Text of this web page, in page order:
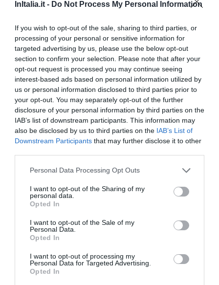
InItalia.it - Do Not Process My Personal Information
If you wish to opt-out of the sale, sharing to third parties, or
processing of your personal or sensitive information for
targeted advertising by us, please use the below opt-out
section to confirm your selection. Please note that after your
opt-out request is processed you may continue seeing
interest-based ads based on personal information utilized by
us or personal information disclosed to third parties prior to
your opt-out. You may separately opt-out of the further
disclosure of your personal information by third parties on the
IAB’s list of downstream participants. This information may
also be disclosed by us to third parties on the IAB’s List of
Downstream Participants that may further disclose it to other
Personal Data Processing Opt Outs
I want to opt-out of the Sharing of my
personal data.
Opted In
I want to opt-out of the Sale of my
Personal Data.
Opted In
I want to opt-out of processing my
Personal Data for Targeted Advertising.
Opted In
dettagli
Alexander
Austria
Ottobre 2014
Coppia età media superiore ai 35 anni
ECCEZIONALE
10 /10
Ritornerebbe in questo hotel?
SI
dettagli
Oleg
Russia
Marzo 2013
Coppia età media inferiore ai 35 anni
8.9/10
доставляли в номер, правда не всегда то что заказывали. В целом
достопримечательностей Вероны, зато после 8 тишина... и можно
на стене))
Ritornerebbe in questo hotel?
Agosto 2012
Coppia età media inferiore ai 35 anni
9.8/10